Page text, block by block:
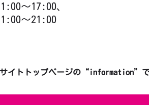
～17:00、
～21:00
イトトップページの“information”で